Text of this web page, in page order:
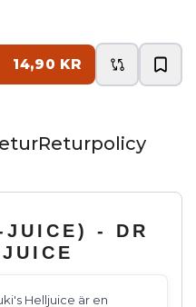
14,90 KR
Returpolicy
- DR
Helljuice är en